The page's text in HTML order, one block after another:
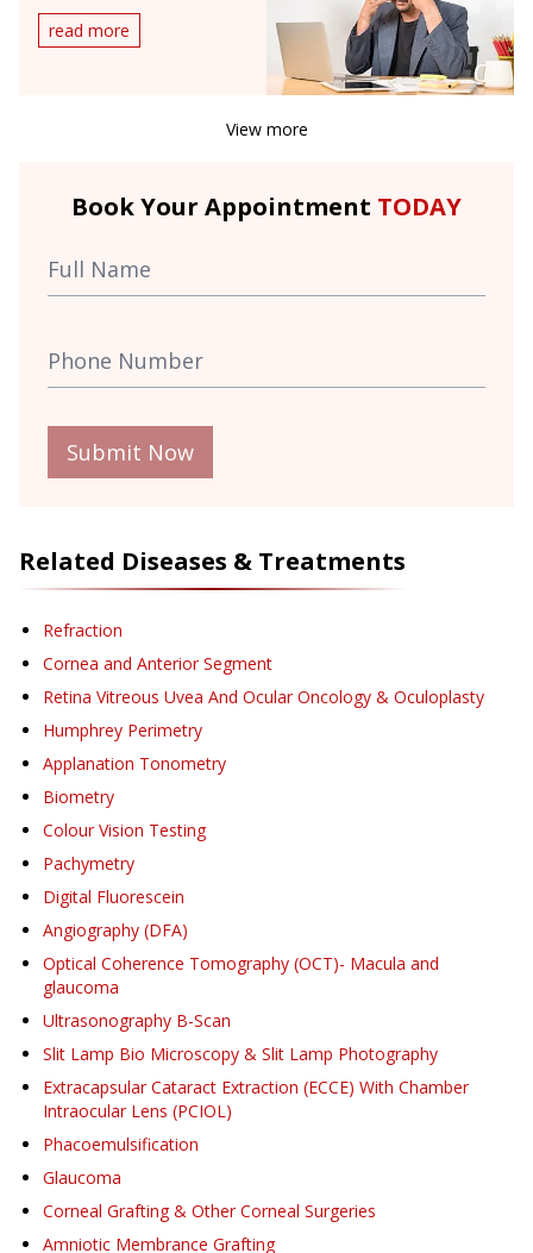
read more
View more
Book Your Appointment TODAY
Submit Now
Related Diseases & Treatments
Refraction
Cornea and Anterior Segment
Retina Vitreous Uvea And Ocular Oncology & Oculoplasty
Humphrey Perimetry
Applanation Tonometry
Biometry
Colour Vision Testing
Pachymetry
Digital Fluorescein
Angiography (DFA)
Optical Coherence Tomography (OCT)- Macula and
glaucoma
Ultrasonography B-Scan
Slit Lamp Bio Microscopy & Slit Lamp Photography
Extracapsular Cataract Extraction (ECCE) With Chamber
Intraocular Lens (PCIOL)
Phacoemulsification
Glaucoma
Corneal Grafting & Other Corneal Surgeries
Amniotic Membrance Grafting